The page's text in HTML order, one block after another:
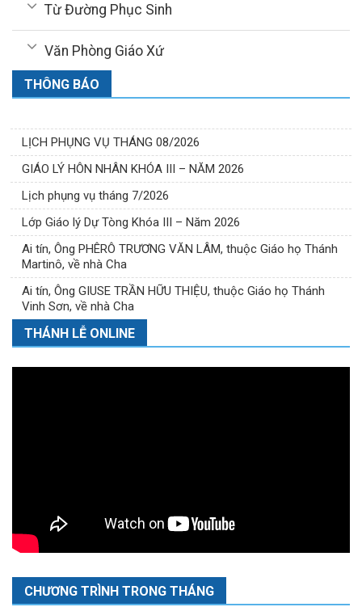
Từ Đường Phục Sinh
Văn Phòng Giáo Xứ
THÔNG BÁO
LỊCH PHỤNG VỤ THÁNG 08/2026
GIÁO LÝ HÔN NHÂN KHÓA III – NĂM 2026
Lịch phụng vụ tháng 7/2026
Lớp Giáo lý Dự Tòng Khóa III – Năm 2026
Ai tín, Ông PHÊRÔ TRƯƠNG VĂN LÂM, thuộc Giáo họ Thánh
Martinô, về nhà Cha
Ai tín, Ông GIUSE TRẦN HỮU THIỆU, thuộc Giáo họ Thánh
Vinh Sơn, về nhà Cha
THÁNH LỄ ONLINE
CHƯƠNG TRÌNH TRONG THÁNG